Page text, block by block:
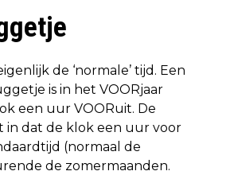
de ‘normale’ tijd. Een
is in het VOORjaar
een uur VOORuit. De
in dat de klok een uur voor
(normaal de
de zomermaanden.